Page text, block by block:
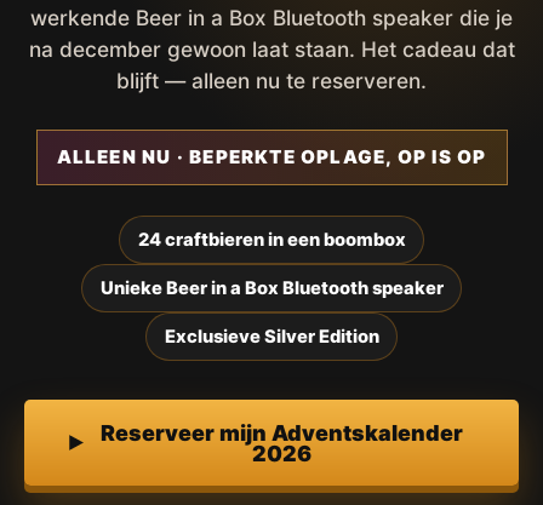
werkende Beer in a Box Bluetooth speaker die je
na december gewoon laat staan. Het cadeau dat
blijft — alleen nu te reserveren.
ALLEEN NU · BEPERKTE OPLAGE, OP IS OP
24 craftbieren in een boombox
Unieke Beer in a Box Bluetooth speaker
Exclusieve Silver Edition
Reserveer mijn Adventskalender
2026